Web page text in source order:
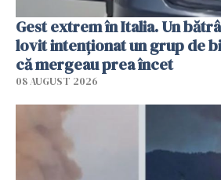
Gest extrem în Italia. Un
lovit intenționat un grup de
că mergeau prea încet
08 AUGUST 2026